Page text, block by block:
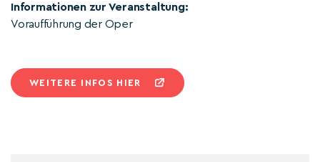
Informationen zur Veranstaltung:
Voraufführung der Oper
WEITERE INFOS HIER